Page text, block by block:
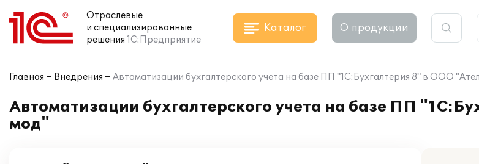
Отраслевые
и специализированные
решения 1С:Предприятие
Каталог О продукции
Главная Внедрения Автоматизации бухгалтерского учета на базе ПП "1С:Бухгалтерия 8" в ООО
Автоматизации бухгалтерского учета на базе ПП
мод"